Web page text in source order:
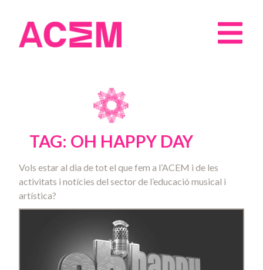
TAG: OH HAPPY DAY
Vols estar al dia de tot el que fem a l’ACEM i de les
activitats i notícies del sector de l’educació musical i
artística?